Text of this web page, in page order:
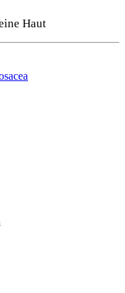
Haut